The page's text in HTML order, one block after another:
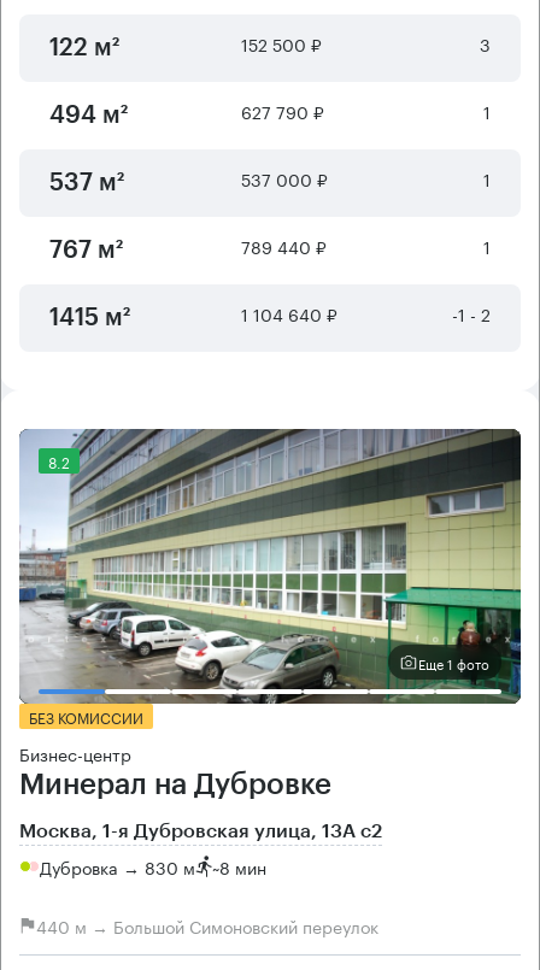
122 м² 152 500 ₽ 3
494 м² 627 790 ₽ 1
537 м² 537 000 ₽ 1
767 м² 789 440 ₽ 1
1415 м² 1 104 640 ₽ -1 - 2
8.2
Еще 1 фото
БЕЗ КОМИССИИ
Бизнес-центр
Минерал на Дубровке
Москва, 1-я Дубровская улица, 13А с2
Дубровка → 830 м ~8 мин
440 м → Большой Симоновский переулок